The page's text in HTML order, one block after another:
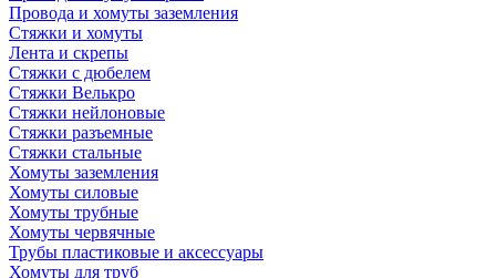
Провода и хомуты заземления
Стяжки и хомуты
Лента и скрепы
Стяжки c дюбелем
Стяжки Велькро
Стяжки нейлоновые
Стяжки разъемные
Стяжки стальные
Хомуты заземления
Хомуты силовые
Хомуты трубные
Хомуты червячные
Трубы пластиковые и аксессуары
Хомуты для труб